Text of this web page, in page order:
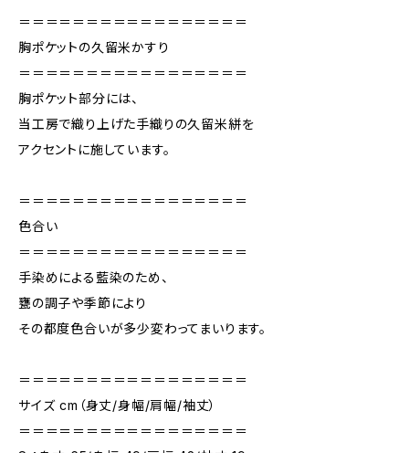
＝＝＝＝＝＝＝＝＝＝＝＝＝＝＝＝＝
胸ポケットの久留米かすり
＝＝＝＝＝＝＝＝＝＝＝＝＝＝＝＝＝
胸ポケット部分には、
当工房で織り上げた手織りの久留米絣を
アクセントに施しています。
＝＝＝＝＝＝＝＝＝＝＝＝＝＝＝＝＝
色合い
＝＝＝＝＝＝＝＝＝＝＝＝＝＝＝＝＝
手染めによる藍染のため、
甕の調子や季節により
その都度色合いが多少変わってまいります。
＝＝＝＝＝＝＝＝＝＝＝＝＝＝＝＝＝
サイズ cm（身丈/身幅/肩幅/袖丈）
＝＝＝＝＝＝＝＝＝＝＝＝＝＝＝＝＝